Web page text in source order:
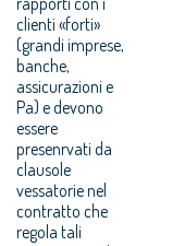
clienti «forti»
(grandi imprese,
banche,
assicurazioni e
Pa) e devono
essere
presenrvati da
clausole
vessatorie nel
contratto che
regola tali